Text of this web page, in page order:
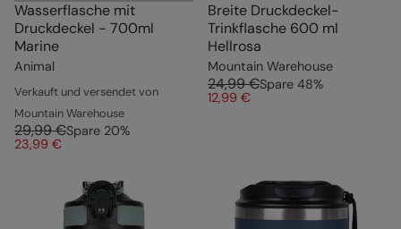
Wasserflasche mit
Druckdeckel - 700ml
Marine
Animal
Verkauft und versendet von
Mountain Warehouse
29,99 €Spare 20%
23,99 €
Breite Druckdeckel-
Trinkflasche 600 ml
Hellrosa
Mountain Warehouse
24,99 €Spare 48%
12,99 €